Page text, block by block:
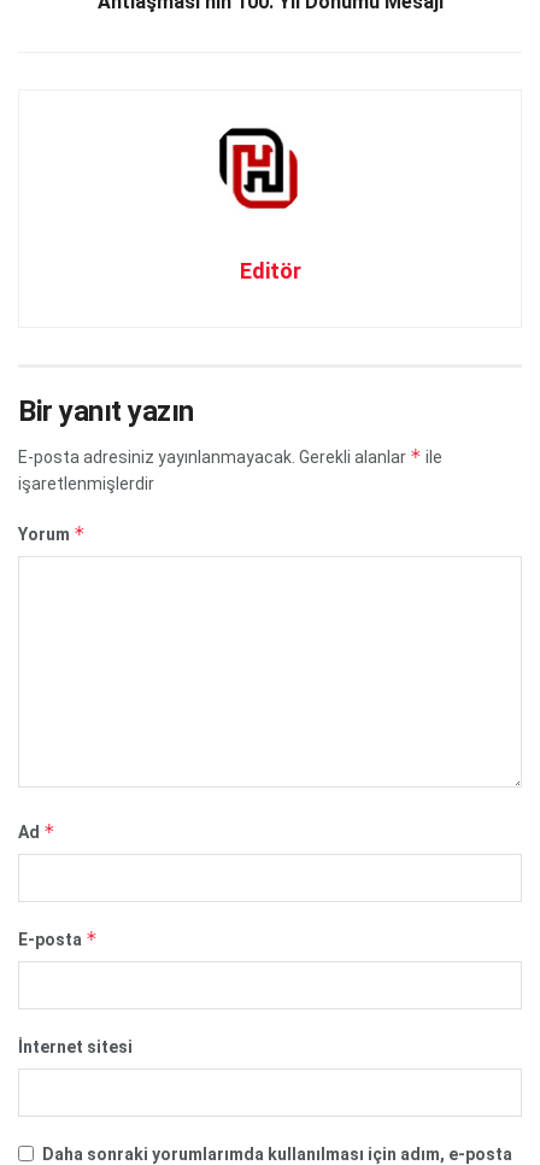
Editör
Bir yanıt yazın
E-posta adresiniz yayınlanmayacak. Gerekli alanlar * ile
işaretlenmişlerdir
Yorum *
Ad *
E-posta *
İnternet sitesi
Daha sonraki yorumlarımda kullanılması için adım, e-posta